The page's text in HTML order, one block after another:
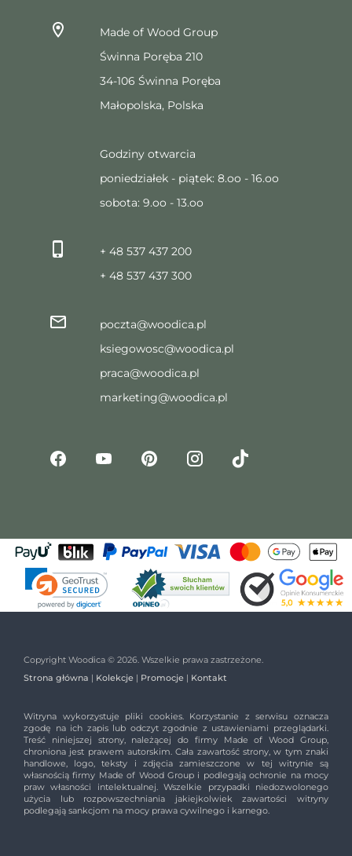
Made of Wood Group
Świnna Poręba 210
34-106 Świnna Poręba
Małopolska, Polska
Godziny otwarcia
poniedziałek - piątek: 8.oo - 16.oo
sobota: 9.oo - 13.oo
+ 48 537 437 200
+ 48 537 437 300
poczta@woodica.pl
ksiegowosc@woodica.pl
praca@woodica.pl
marketing@woodica.pl
Copyright Woodica © 2026. Wszelkie prawa zastrzeżone.
Strona główna | Kolekcje | Promocje | Kontakt
Witryna wykorzystuje pliki cookies. Korzystanie z serwisu oznacza
zgodę na ich zapis lub odczyt zgodnie z ustawieniami przeglądarki.
Treść niniejszej strony, należącej do firmy Made of Wood Group,
chroniona jest prawem autorskim. Cała zawartość strony, w tym znaki
handlowe, logo, teksty i zdjęcia zamieszczone w tej witrynie są
własnością firmy Made of Wood Group i podlegają ochronie na mocy
praw własności intelektualnej. Wszelkie przypadki niedozwolonego
użycia lub rozpowszechniania jakiejkolwiek zawartości witryny
podlegają sankcjom na mocy prawa cywilnego i karnego.